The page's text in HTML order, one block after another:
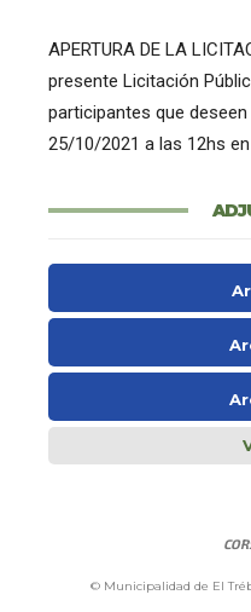
APERTURA DE LA
presente Licitación
participantes que
25/10/2021 a las 12hs
© Municipalidad de El